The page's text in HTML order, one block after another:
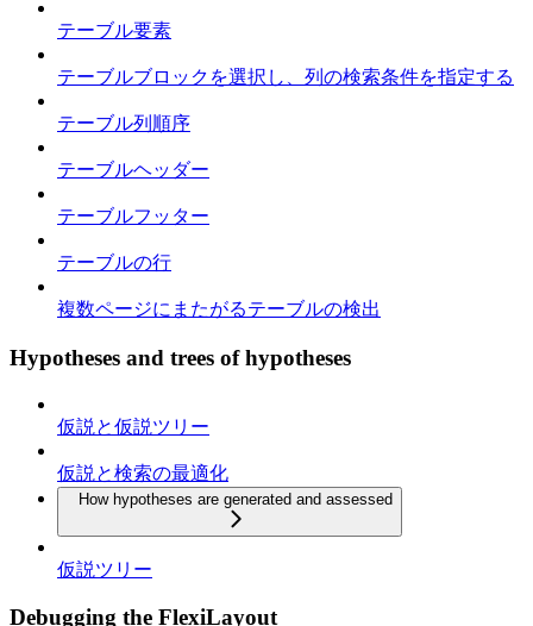
テーブル要素
テーブルブロックを選択し、列の検索条件を指定する
テーブル列順序
テーブルヘッダー
テーブルフッター
テーブルの行
複数ページにまたがるテーブルの検出
Hypotheses and trees of hypotheses
仮説と仮説ツリー
仮説と検索の最適化
How hypotheses are generated and assessed
仮説ツリー
Debugging the FlexiLayout